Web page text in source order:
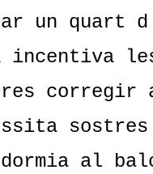
un quart
incentiva
corregir
al